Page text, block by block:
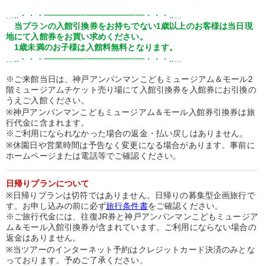
…‥・・・━━━━━━━━━━━━・・・‥…
当プランの入館引換券をお持ちでない1歳以上のお客様は当日現
地にて入館券をお買い求めください。
1歳未満のお子様は入館料無料となります。
…‥・・・━━━━━━━━━━━━・・・‥…
※ご来館当日は、神戸アンパンマンこどもミュージアム＆モール2
階ミュージアムチケット売り場にて入館引換券を入館券にお引換の
うえご入館ください。
※神戸アンパンマンこどもミュージアム＆モール入館券引換券は旅
行代金に含まれます。
※ご利用になられなかった場合の返金・払い戻しはありません。
※休園日や営業時間は予告なく変更になる場合があります。事前に
ホームページまたは電話等でご確認ください。
日帰りプランについて
※日帰りプランは切符ではありません。日帰りの募集型企画旅行で
す。お申し込みの前に必ず旅行条件書をご確認ください。
※ご旅行代金には、往復JR券と神戸アンパンマンこどもミュージア
ム＆モール入館引換券が含まれています。ご利用にならない場合の
返金はありません。
※当ツアーのインターネット予約はクレジットカード決済のみとな
っております。予めご了承ください。